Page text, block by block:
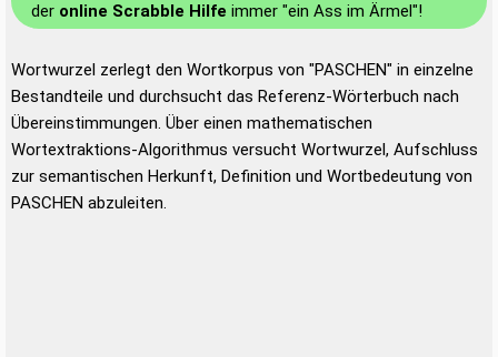
der online Scrabble Hilfe immer "ein Ass im Ärmel"!
Wortwurzel zerlegt den Wortkorpus von "PASCHEN" in einzelne
Bestandteile und durchsucht das Referenz-Wörterbuch nach
Übereinstimmungen. Über einen mathematischen
Wortextraktions-Algorithmus versucht Wortwurzel, Aufschluss
zur semantischen Herkunft, Definition und Wortbedeutung von
PASCHEN abzuleiten.